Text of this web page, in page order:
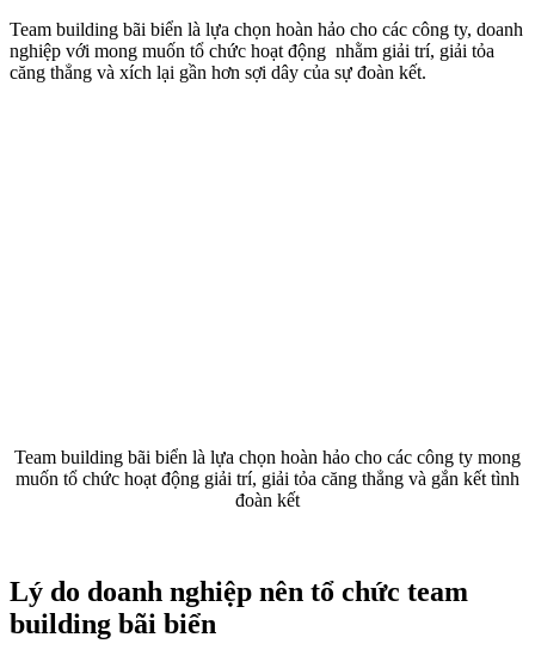
Team building bãi biển là lựa chọn hoàn hảo cho các công ty, doanh
nghiệp với mong muốn tổ chức hoạt động nhằm giải trí, giải tỏa
căng thẳng và xích lại gần hơn sợi dây của sự đoàn kết.
Team building bãi biển là lựa chọn hoàn hảo cho các công ty mong
muốn tổ chức hoạt động giải trí, giải tỏa căng thẳng và gắn kết tình
đoàn kết
Lý do doanh nghiệp nên tổ chức team
building bãi biển